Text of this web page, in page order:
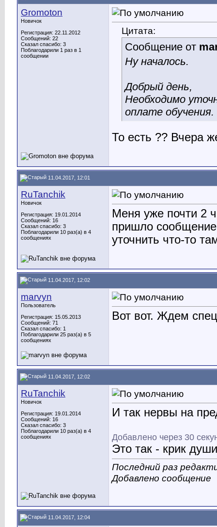
Gromoton
Новичок
Регистрация: 22.11.2012
Сообщений: 22
Сказал спасибо: 3
Поблагодарили 1 раз в 1
сообщении
Цитата:
Сообщение от
Ну началось.
Добрый день,
Необходимо
оплате обучения.
То есть ?? Вчера
11.04.2017, 12:01
RuTanchik
Новичок
Регистрация: 19.01.2014
Сообщений: 16
Сказал спасибо: 3
Поблагодарили 10 раз(а) в 4
сообщениях
Меня уже почти 2
пришло
уточнить что-то
11.04.2017, 12:02
marvyn
Пользователь
Регистрация: 15.05.2013
Сообщений: 71
Сказал спасибо: 1
Поблагодарили 25 раз(а) в 5
сообщениях
Вот вот. Ждем
11.04.2017, 12:02
RuTanchik
Новичок
Регистрация: 19.01.2014
Сообщений: 16
Сказал спасибо: 3
Поблагодарили 10 раз(а) в 4
сообщениях
И так нервы на
Добавлено через 30
Это так - крик
Последний раз
Добавлено сообщение
11.04.2017, 12:04